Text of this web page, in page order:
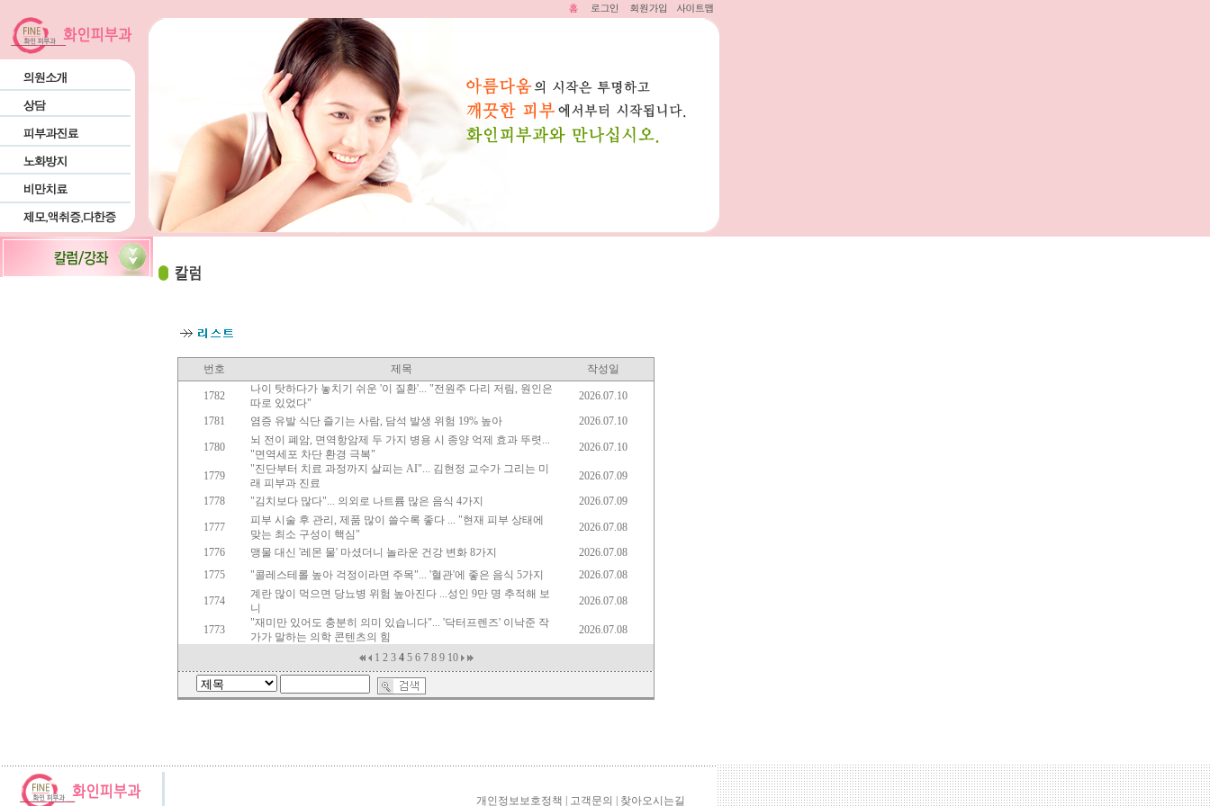
번호 제목 작성일
1782
나이 탓하다가 놓치기 쉬운 '이 질환'... "전원주 다리 저림, 원인은
따로 있었다"
2026.07.10
1781
염증 유발 식단 즐기는 사람, 담석 발생 위험 19% 높아 2026.07.10
1780
뇌 전이 폐암, 면역항암제 두 가지 병용 시 종양 억제 효과 뚜렷...
"면역세포 차단 환경 극복"
2026.07.10
1779
"진단부터 치료 과정까지 살피는 AI"... 김현정 교수가 그리는 미
래 피부과 진료
2026.07.09
1778
"김치보다 많다"... 의외로 나트륨 많은 음식 4가지 2026.07.09
1777
피부 시술 후 관리, 제품 많이 쓸수록 좋다 ... "현재 피부 상태에
맞는 최소 구성이 핵심"
2026.07.08
1776
맹물 대신 '레몬 물' 마셨더니 놀라운 건강 변화 8가지
2026.07.08
1775
"콜레스테롤 높아 걱정이라면 주목"... '혈관'에 좋은 음식 5가지 2026.07.08
1774
계란 많이 먹으면 당뇨병 위험 높아진다 ...성인 9만 명 추적해 보
니
2026.07.08
1773
"재미만 있어도 충분히 의미 있습니다"... '닥터프렌즈' 이낙준 작
가가 말하는 의학 콘텐츠의 힘
2026.07.08
1 2 3 4 5 6 7 8 9 10
개인정보보호정책 | 고객문의 | 찾아오시는길